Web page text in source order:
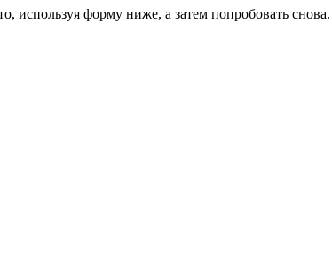
используя форму ниже, а затем попробовать снова.